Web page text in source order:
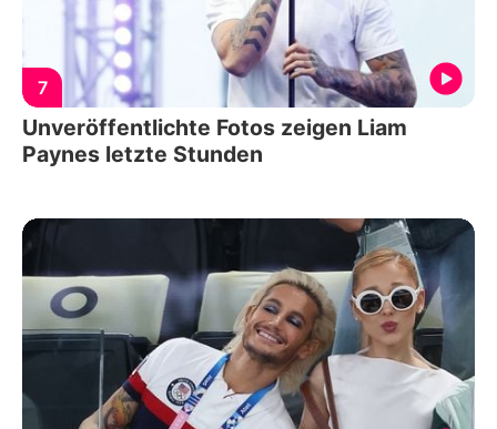
7
Unveröffentlichte Fotos zeigen Liam
Paynes letzte Stunden